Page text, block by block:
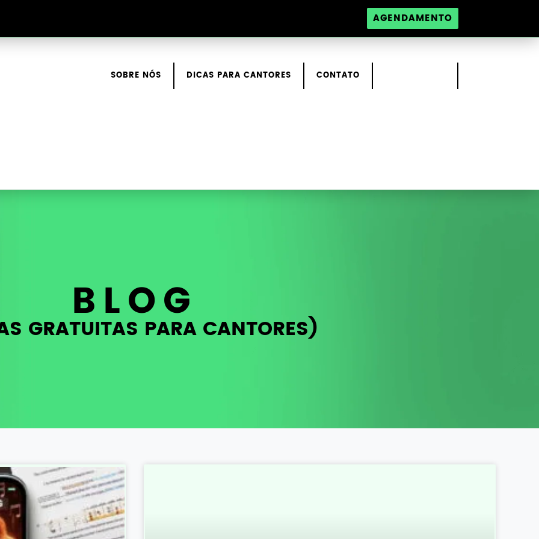
AGENDAMENTO
SOBRE NÓS DICAS PARA CANTORES CONTATO
BLOG
GRATUITAS PARA CANTORES)